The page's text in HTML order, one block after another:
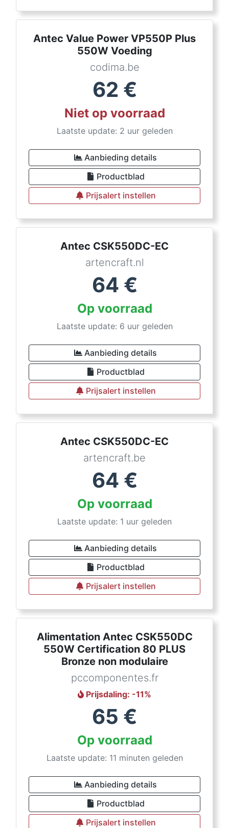
Antec Value Power VP550P Plus
550W Voeding
codima.be
62 €
Niet op voorraad
Laatste update: 2 uur geleden
Aanbieding details
Productblad
Prijsalert instellen
Antec CSK550DC-EC
artencraft.nl
64 €
Op voorraad
Laatste update: 6 uur geleden
Aanbieding details
Productblad
Prijsalert instellen
Antec CSK550DC-EC
artencraft.be
64 €
Op voorraad
Laatste update: 1 uur geleden
Aanbieding details
Productblad
Prijsalert instellen
Alimentation Antec CSK550DC
550W Certification 80 PLUS
Bronze non modulaire
pccomponentes.fr
Prijsdaling: -11%
65 €
Op voorraad
Laatste update: 11 minuten geleden
Aanbieding details
Productblad
Prijsalert instellen